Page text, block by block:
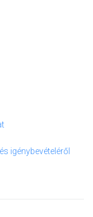
igénybevételéről